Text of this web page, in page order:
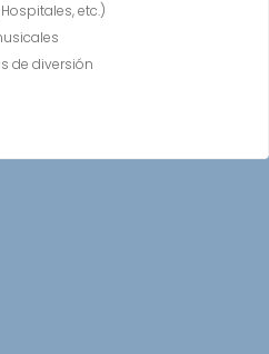
etc.)
de diversión